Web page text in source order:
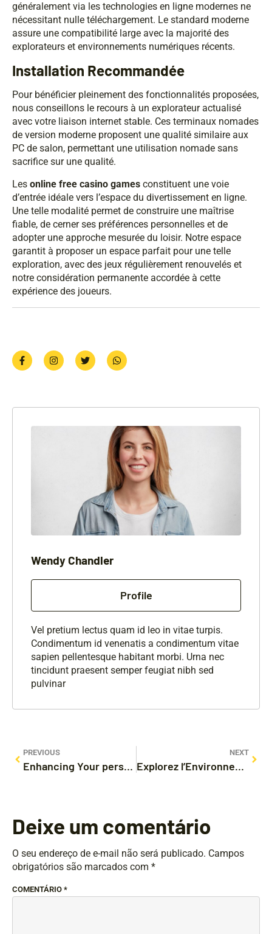
généralement via les technologies en ligne modernes ne
nécessitant nulle téléchargement. Le standard moderne
assure une compatibilité large avec la majorité des
explorateurs et environnements numériques récents.
Installation Recommandée
Pour bénéficier pleinement des fonctionnalités proposées,
nous conseillons le recours à un explorateur actualisé
avec votre liaison internet stable. Ces terminaux nomades
de version moderne proposent une qualité similaire aux
PC de salon, permettant une utilisation nomade sans
sacrifice sur une qualité.
Les online free casino games constituent une voie
d’entrée idéale vers l’espace du divertissement en ligne.
Une telle modalité permet de construire une maîtrise
fiable, de cerner ses préférences personnelles et de
adopter une approche mesurée du loisir. Notre espace
garantit à proposer un espace parfait pour une telle
exploration, avec des jeux régulièrement renouvelés et
notre considération permanente accordée à cette
expérience des joueurs.
Wendy Chandler
Profile
Vel pretium lectus quam id leo in vitae turpis.
Condimentum id venenatis a condimentum vitae
sapien pellentesque habitant morbi. Urna nec
tincidunt praesent semper feugiat nibh sed
pulvinar
PREVIOUS
Enhancing Your personal Playing Adventure with virtual gaming bonus vouchers
NEXT
Explorez l’Environnement de ces Casinos sur Ligne du Royaume-Uni : Guide Exhaustif à l’attention des ces Joueurs Français
Deixe um comentário
O seu endereço de e-mail não será publicado. Campos
obrigatórios são marcados com *
COMENTÁRIO *